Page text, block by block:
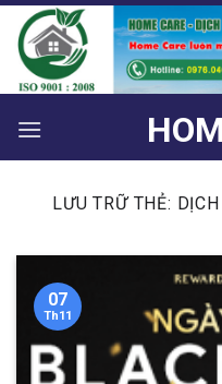
Bỏ
qua
nội
dung
LƯU TRỮ THẺ:
07
Th11